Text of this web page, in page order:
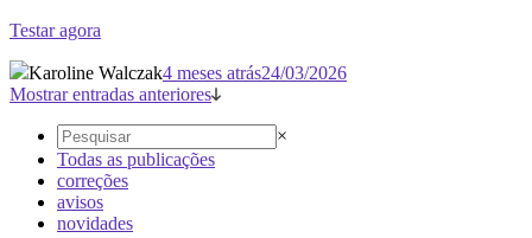
Testar agora
Karoline Walczak4 meses atrás24/03/2026
Mostrar entradas anteriores
×
Todas as publicações
correções
avisos
novidades